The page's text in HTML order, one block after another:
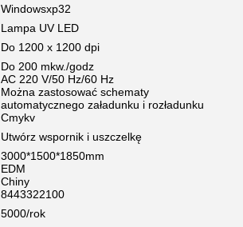
Windowsxp32
Lampa UV LED
Do 1200 x 1200 dpi
Do 200 mkw./godz
AC 220 V/50 Hz/60 Hz
Można zastosować schematy
automatycznego załadunku i rozładunku
Cmykv
Utwórz wspornik i uszczelkę
3000*1500*1850mm
EDM
Chiny
8443322100
5000/rok